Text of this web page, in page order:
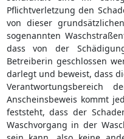
Pflichtverletzung den
von dieser
sogenannten
dass von der
Betreiberin geschlossen
darlegt und beweist, dass
Verantwortungsbereich
Anscheinsbeweis kommt
feststeht, dass der
Waschvorgang in der